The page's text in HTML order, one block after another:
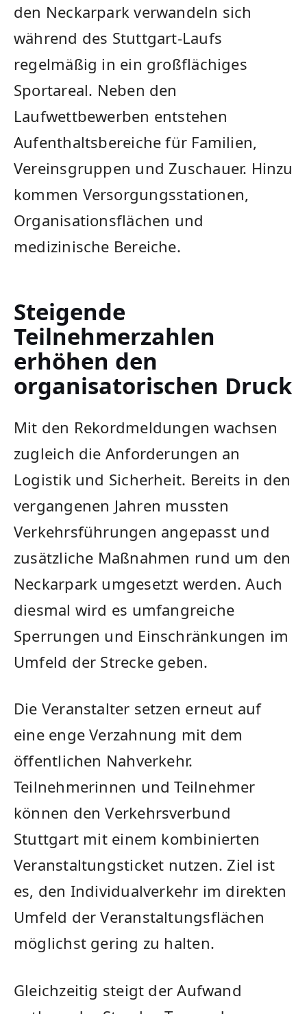
den Neckarpark verwandeln sich
während des Stuttgart-Laufs
regelmäßig in ein großflächiges
Sportareal. Neben den
Laufwettbewerben entstehen
Aufenthaltsbereiche für Familien,
Vereinsgruppen und Zuschauer. Hinzu
kommen Versorgungsstationen,
Organisationsflächen und
medizinische Bereiche.
Steigende
Teilnehmerzahlen
erhöhen den
organisatorischen Druck
Mit den Rekordmeldungen wachsen
zugleich die Anforderungen an
Logistik und Sicherheit. Bereits in den
vergangenen Jahren mussten
Verkehrsführungen angepasst und
zusätzliche Maßnahmen rund um den
Neckarpark umgesetzt werden. Auch
diesmal wird es umfangreiche
Sperrungen und Einschränkungen im
Umfeld der Strecke geben.
Die Veranstalter setzen erneut auf
eine enge Verzahnung mit dem
öffentlichen Nahverkehr.
Teilnehmerinnen und Teilnehmer
können den Verkehrsverbund
Stuttgart mit einem kombinierten
Veranstaltungsticket nutzen. Ziel ist
es, den Individualverkehr im direkten
Umfeld der Veranstaltungsflächen
möglichst gering zu halten.
Gleichzeitig steigt der Aufwand